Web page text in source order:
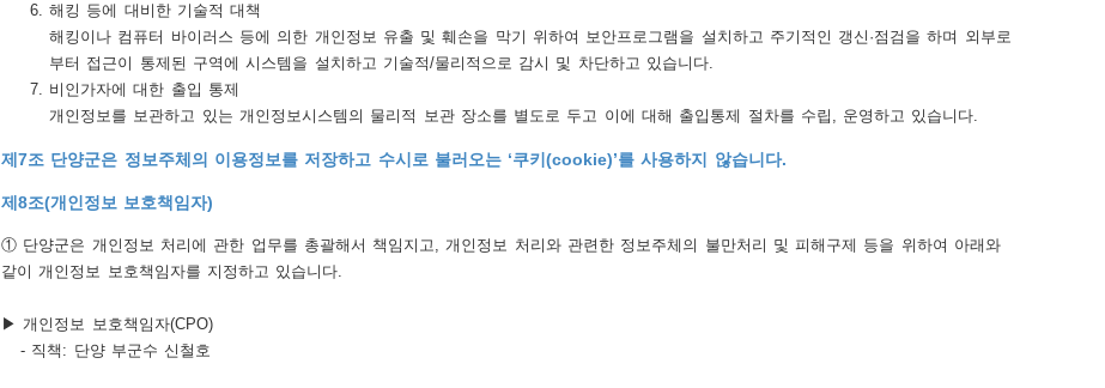
해킹 등에 대비한 기술적 대책
해킹이나 컴퓨터 바이러스 등에 의한 개인정보 유출 및 훼손을 막기 위하여 보안프로그램을 설치하고 주기적인 갱신·점검을 하며 외부로
부터 접근이 통제된 구역에 시스템을 설치하고 기술적/물리적으로 감시 및 차단하고 있습니다.
비인가자에 대한 출입 통제
개인정보를 보관하고 있는 개인정보시스템의 물리적 보관 장소를 별도로 두고 이에 대해 출입통제 절차를 수립, 운영하고 있습니다.
제7조 단양군은 정보주체의 이용정보를 저장하고 수시로 불러오는 ‘쿠키(cookie)’를 사용하지 않습니다.
제8조(개인정보 보호책임자)
① 단양군은 개인정보 처리에 관한 업무를 총괄해서 책임지고, 개인정보 처리와 관련한 정보주체의 불만처리 및 피해구제 등을 위하여 아래와
같이 개인정보 보호책임자를 지정하고 있습니다.
▶ 개인정보 보호책임자(CPO)
- 직책: 단양 부군수 신철호